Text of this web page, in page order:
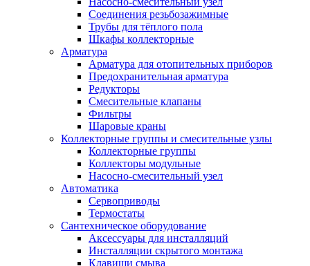
Соединения резьбозажимные
Трубы для тёплого пола
Шкафы коллекторные
Арматура
Арматура для отопительных приборов
Предохранительная арматура
Редукторы
Смесительные клапаны
Фильтры
Шаровые краны
Коллекторные группы и смесительные узлы
Коллекторные группы
Коллекторы модульные
Насосно-смесительный узел
Автоматика
Сервоприводы
Термостаты
Сантехническое оборудование
Аксессуары для инсталляций
Инсталляции скрытого монтажа
Клавиши смыва